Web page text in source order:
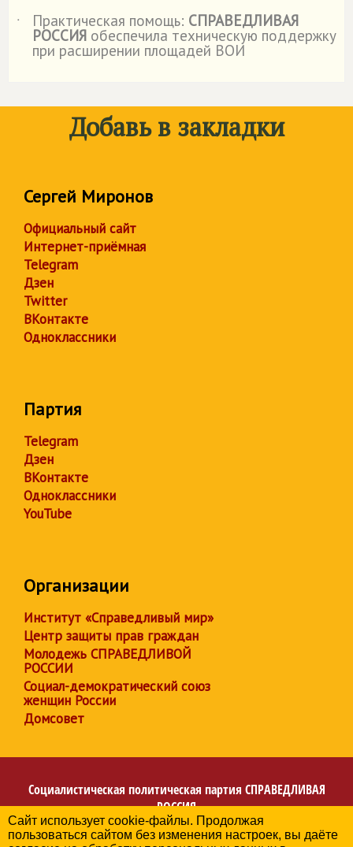
˙
Практическая помощь: СПРАВЕДЛИВАЯ
РОССИЯ обеспечила техническую поддержку
при расширении площадей ВОИ
Добавь в закладки
Сергей Миронов
Официальный сайт
Интернет-приёмная
Telegram
Дзен
Twitter
ВКонтакте
Одноклассники
Партия
Telegram
Дзен
ВКонтакте
Одноклассники
YouTube
Организации
Институт «Справедливый мир»
Центр защиты прав граждан
Молодежь СПРАВЕДЛИВОЙ
РОССИИ
Социал-демократический союз
женщин России
Домсовет
Социалистическая политическая партия СПРАВЕДЛИВАЯ
РОССИЯ
Региональное отделение партии в Кемеровской области
– Кузбассе
Сайт использует cookie-файлы. Продолжая
пользоваться сайтом без изменения настроек, вы даёте